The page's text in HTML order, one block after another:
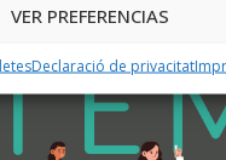
VER PREFERENCIAS
Declaració de privacitat